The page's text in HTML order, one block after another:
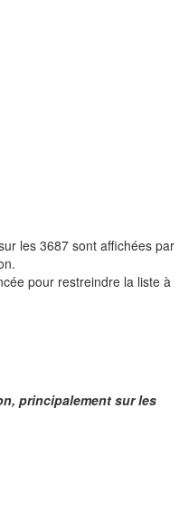
les 3687 sont affichées par
pour restreindre la liste à
principalement sur les